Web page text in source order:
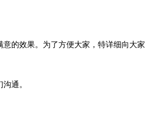
的效果。为了方便大家，特详细向大家
通。